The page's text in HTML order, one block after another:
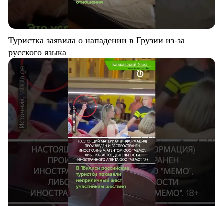
Туристка заявила о нападении в Грузии из-за
русского языка